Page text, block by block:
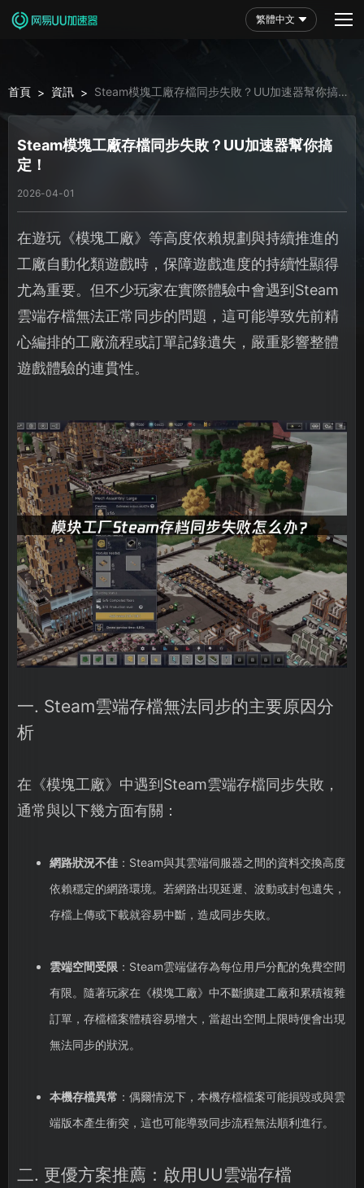
繁體中文
首頁 > 資訊 > Steam模塊工廠存檔同步失敗？UU加速器幫你搞
定！
Steam模塊工廠存檔同步失敗？UU加速器幫你搞
定！
2026-04-01
在遊玩《模塊工廠》等高度依賴規劃與持續推進的
工廠自動化類遊戲時，保障遊戲進度的持續性顯得
尤為重要。但不少玩家在實際體驗中會遇到Steam
雲端存檔無法正常同步的問題，這可能導致先前精
心編排的工廠流程或訂單記錄遺失，嚴重影響整體
遊戲體驗的連貫性。
一. Steam雲端存檔無法同步的主要原因分
析
在《模塊工廠》中遇到Steam雲端存檔同步失敗，
通常與以下幾方面有關：
網路狀況不佳：Steam與其雲端伺服器之間的資料交換高度
依賴穩定的網路環境。若網路出現延遲、波動或封包遺失，
存檔上傳或下載就容易中斷，造成同步失敗。
雲端空間受限：Steam雲端儲存為每位用戶分配的免費空間
有限。隨著玩家在《模塊工廠》中不斷擴建工廠和累積複雜
訂單，存檔檔案體積容易增大，當超出空間上限時便會出現
無法同步的狀況。
本機存檔異常 ：偶爾情況下，本機存檔檔案可能損毀或與雲
端版本產生衝突，這也可能導致同步流程無法順利進行。
二. 更優方案推薦：啟用UU雲端存檔